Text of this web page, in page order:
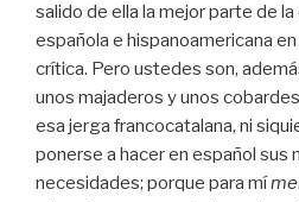
salido de ella la mejor parte de
española e hispanoamericana
crítica. Pero ustedes son,
unos majaderos y unos
esa jerga francocatalana, ni
ponerse a hacer en español sus
necesidades; porque para mí